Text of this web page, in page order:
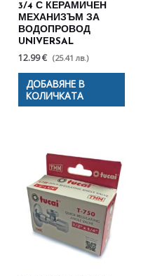
3/4 С КЕРАМИЧЕН
МЕХАНИЗЪМ ЗА
ВОДОПРОВОД
UNIVERSAL
12.99 € (25.41 лв.)
ДОБАВЯНЕ В
КОЛИЧКАТА